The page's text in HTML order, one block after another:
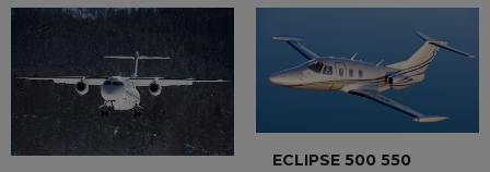
ECLIPSE 500 550